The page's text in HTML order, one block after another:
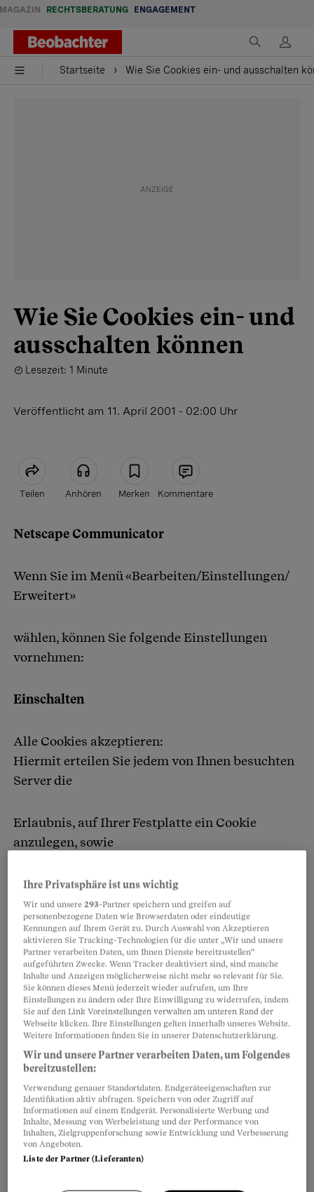
MAGAZIN RECHTSBERATUNG ENGAGEMENT
Startseite Wie Sie Cookies ein- und ausschalten
Wie Sie Cookies ein- und
ausschalten können
Lesezeit: 1 Minute
Veröffentlicht am 11. April 2001 - 02:00 Uhr
Teilen Anhören Merken Kommentare
Artikel teilen
Netscape Communicator
Wenn Sie im Menü «Bearbeiten/Einstellungen/
Erweitert»
wählen, können Sie folgende Einstellungen
vornehmen:
Einschalten
Alle Cookies akzeptieren:
Hiermit erteilen Sie jedem von Ihnen besuchten
Server die
Erlaubnis, auf Ihrer Festplatte ein Cookie
anzulegen, sowie
dieses zu beschreiben und zu lesen.
Nur an den ursprünglichen Server
zurückgesendete
Cookies akzeptieren:
Die Übertragung von Cookie-Informationen an
andere Server
Partnerinhalte
Ihre Privatsphäre ist uns wichtig
Wir und unsere293-Partner speichern und greifen auf
personenbezogene Daten wie Browserdaten oder eindeutige
Kennungen auf Ihrem Gerät zu. Durch Auswahl von Akzeptieren
aktivieren Sie Tracking-Technologien für die unter „Wir und unsere
Partner verarbeiten Daten, um Ihnen Dienste bereitzustellen“
aufgeführten Zwecke. Wenn Tracker deaktiviert sind, sind manche
Inhalte und Anzeigen möglicherweise nicht mehr so relevant für Sie.
Sie können dieses Menü jederzeit wieder aufrufen, um Ihre
Einstellungen zu ändern oder Ihre Einwilligung zu widerrufen, indem
Sie auf den Link Voreinstellungen verwalten am unteren Rand der
Webseite klicken. Ihre Einstellungen gelten innerhalb unseres Website.
Weitere Informationen finden Sie in unserer Datenschutzerklärung.
Wir und unsere Partner verarbeiten Daten, um Folgendes
bereitzustellen:
Verwendung genauer Standortdaten. Endgeräteeigenschaften zur
Identifikation aktiv abfragen. Speichern von oder Zugriff auf
Informationen auf einem Endgerät. Personalisierte Werbung und
Inhalte, Messung von Werbeleistung und der Performance von
Inhalten, Zielgruppenforschung sowie Entwicklung und Verbesserung
von Angeboten.
Liste der Partner (Lieferanten)